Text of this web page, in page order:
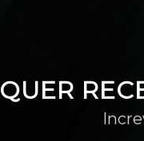
QUER